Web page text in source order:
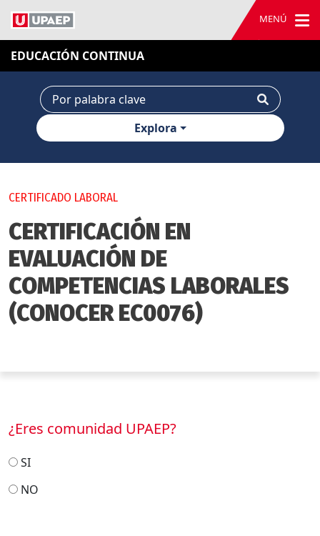
MENÚ
EDUCACIÓN CONTINUA
Explora
CERTIFICADO LABORAL
CERTIFICACIÓN EN
EVALUACIÓN DE
COMPETENCIAS LABORALES
(CONOCER EC0076)
¿Eres comunidad UPAEP?
SI
NO